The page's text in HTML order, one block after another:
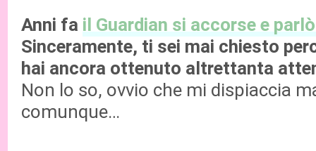
Anni fa il Guardian si accorse e
Sinceramente, ti sei mai chiesto
hai ancora ottenuto altrettanta
Non lo so, ovvio che mi dispiaccia
comunque…